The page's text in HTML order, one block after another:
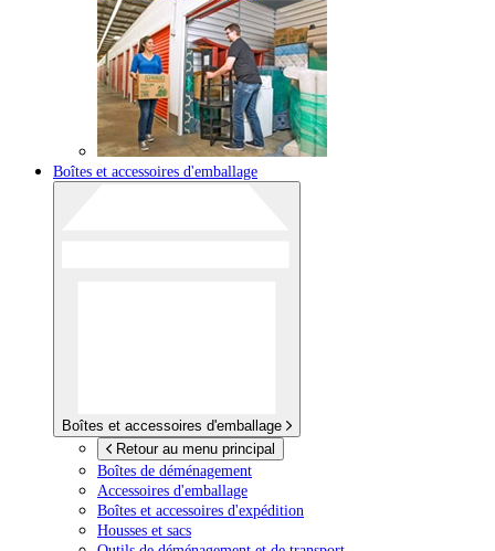
Boîtes et accessoires d'emballage
Boîtes et accessoires d'emballage
Retour au menu principal
Boîtes de déménagement
Accessoires d'emballage
Boîtes et accessoires d'expédition
Housses et sacs